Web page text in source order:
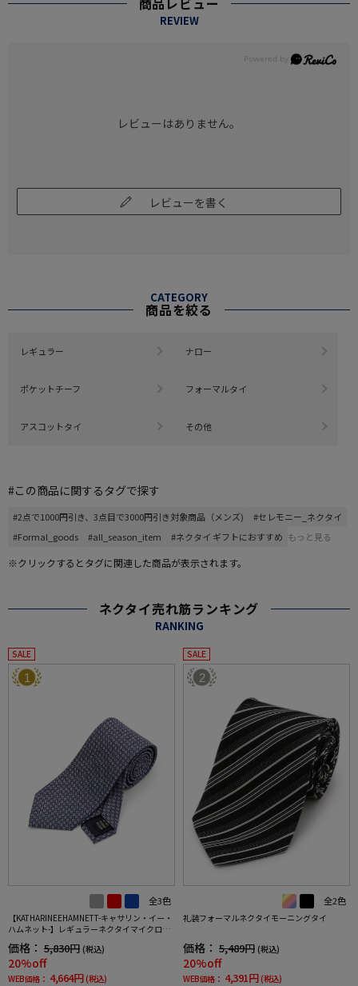
REVIEW
レビューはありません。
レビューを書く
CATEGORY
商品を絞る
レギュラー ナロー
ポケットチーフ フォーマルタイ
アスコットタイ その他
#この商品に関するタグで探す
#2点で1000円引き、3点目で3000円引き対象商品（メンズ)
#セレモニー_ネクタイ
#Formal_goods
#all_season_item #ネクタイ ギフトにおすすめ もっと見る
※クリックするとタグに関連した商品が表示されます。
ネクタイ売れ筋ランキング
RANKING
SALE
1
全3色
【KATHARINEEHAMNETT-キャサリン・イー・
ハムネット-】レギュラーネクタイマイクロパ
価格： 5,830円 (税込)
20%off
WEB価格： 4,664円 (税込)
SALE
2
全2色
礼装フォーマルネクタイモーニングタイ
価格： 5,489円 (税込)
20%off
WEB価格： 4,391円 (税込)